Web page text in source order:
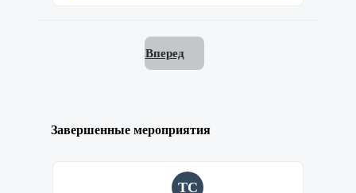
Вперед
Завершенные мероприятия
TC